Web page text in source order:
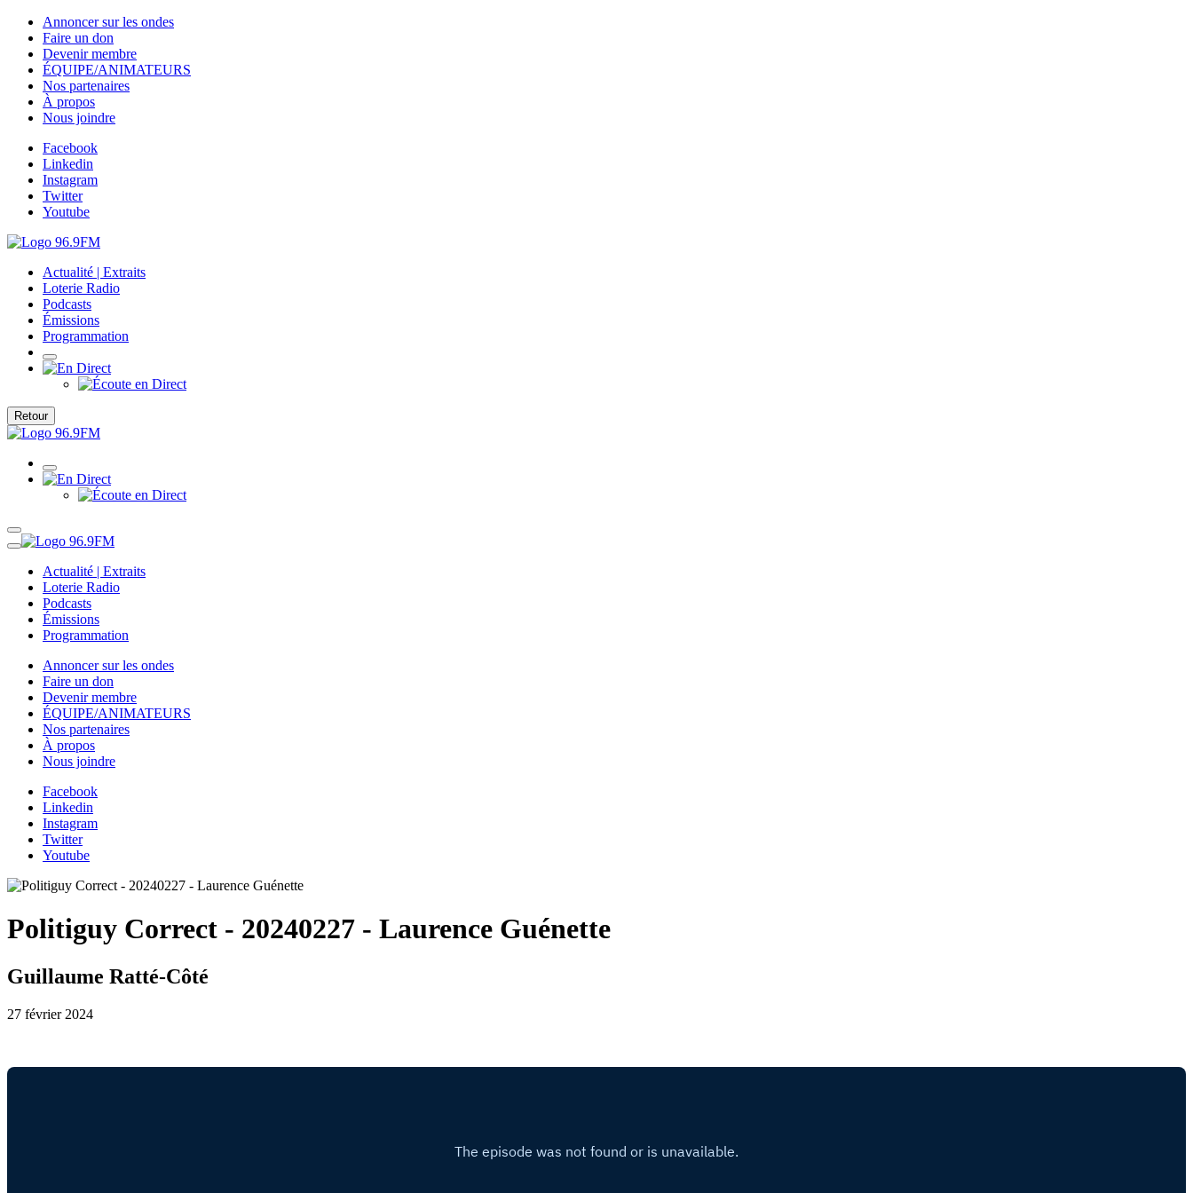
Annoncer sur les ondes
Faire un don
Devenir membre
ÉQUIPE/ANIMATEURS
Nos partenaires
À propos
Nous joindre
Facebook
Linkedin
Instagram
Twitter
Youtube
Actualité | Extraits
Loterie Radio
Podcasts
Émissions
Programmation
Retour
Actualité | Extraits
Loterie Radio
Podcasts
Émissions
Programmation
Annoncer sur les ondes
Faire un don
Devenir membre
ÉQUIPE/ANIMATEURS
Nos partenaires
À propos
Nous joindre
Facebook
Linkedin
Instagram
Twitter
Youtube
Politiguy Correct - 20240227 - Laurence Guénette
Guillaume Ratté-Côté
27 février 2024